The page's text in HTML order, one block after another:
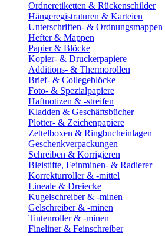
Ordneretiketten & Rückenschilder
Hängeregistraturen & Karteien
Unterschriften- & Ordnungsmappen
Hefter & Mappen
Papier & Blöcke
Kopier- & Druckerpapiere
Additions- & Thermorollen
Brief- & Collegeblöcke
Foto- & Spezialpapiere
Haftnotizen & -streifen
Kladden & Geschäftsbücher
Plotter- & Zeichenpapiere
Zettelboxen & Ringbucheinlagen
Geschenkverpackungen
Schreiben & Korrigieren
Bleistifte, Feinminen- & Radierer
Korrekturroller & -mittel
Lineale & Dreiecke
Kugelschreiber & -minen
Gelschreiber & -minen
Tintenroller & -minen
Fineliner & Feinschreiber